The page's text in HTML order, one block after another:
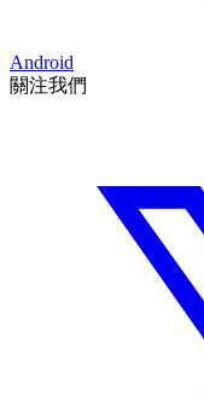
Android
關注我們